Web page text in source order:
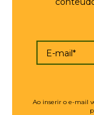
E-mail*
Ao inserir o e-mail